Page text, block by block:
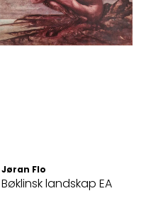
Jøran Flo
Bøklinsk landskap EA